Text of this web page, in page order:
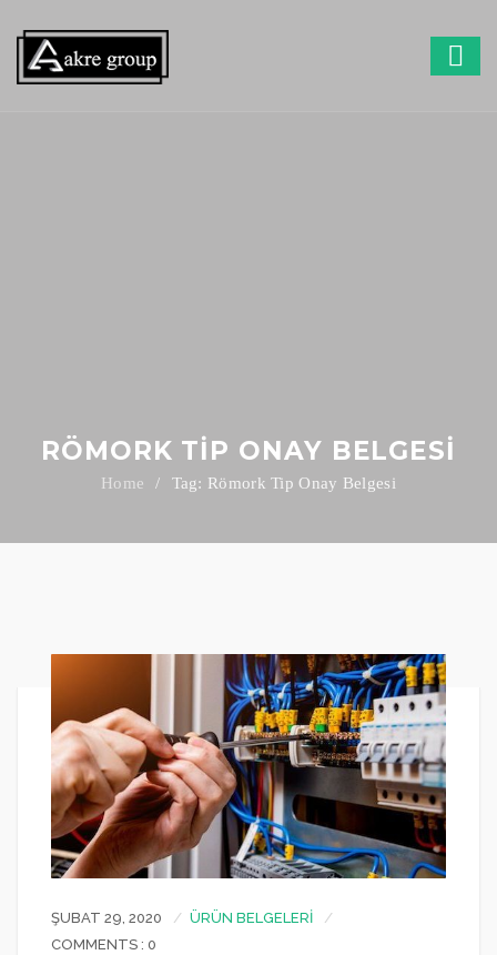
RÖMORK TIP ONAY BELGESI
Tag: Römork Tip Onay Belgesi
ŞUBAT 29, 2020
ÜRÜN BELGELERI
COMMENTS : 0